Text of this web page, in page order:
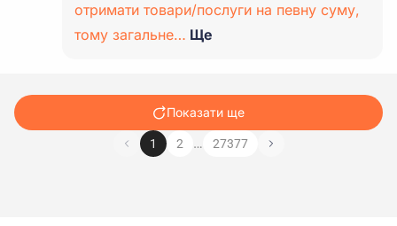
отримати товари/послуги на певну суму,
тому загальне… Ще
Показати ще
1 2 … 27377